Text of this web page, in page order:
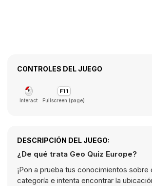
CONTROLES DEL JUEGO
Interact Fullscreen (page)
DESCRIPCIÓN DEL JUEGO:
¿De qué trata Geo Quiz Europe?
¡Pon a prueba tus conocimientos
categoría e intenta encontrar la